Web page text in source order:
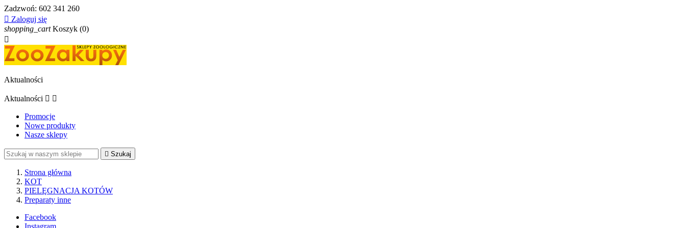
Zadzwoń: 602 341 260
 Zaloguj się
shopping_cart Koszyk (0)

Aktualności
Aktualności  
Promocje
Nowe produkty
Nasze sklepy
 Szukaj
Strona główna
KOT
PIELĘGNACJA KOTÓW
Preparaty inne
Facebook
Instagram